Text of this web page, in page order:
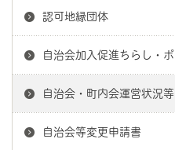
認可地縁団体
自治会加入促進ちらし・
自治会・町内会運営状況
自治会等変更申請書